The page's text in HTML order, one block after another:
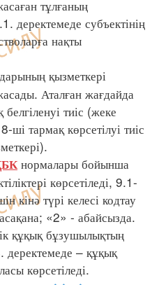
тұлғаның
деректемеде субъектінің
нақты
қызметкері
Аталған жағдайда
тиіс (жеке
тармақ көрсетілуі тиіс
нормалары бойынша
көрсетіледі, 9.1-
кінә түрі келесі кодтау
«2» - абайсызда.
құқық бұзушылықтың
деректемеде – құқық
көрсетіледі.